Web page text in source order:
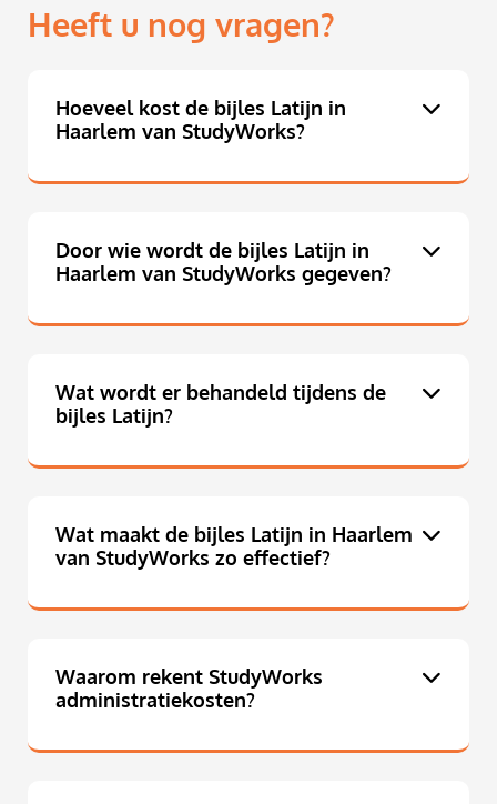
Heeft u nog vragen?
Hoeveel kost de bijles Latijn in
Haarlem van StudyWorks?
Door wie wordt de bijles Latijn in
Haarlem van StudyWorks gegeven?
Wat wordt er behandeld tijdens de
bijles Latijn?
Wat maakt de bijles Latijn in Haarlem
van StudyWorks zo effectief?
Waarom rekent StudyWorks
administratiekosten?